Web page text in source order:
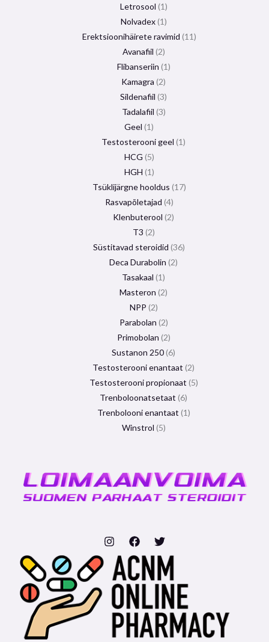
Letrosool 1
Nolvadex 1
Erektsioonihäirete ravimid 11
Avanafiil 2
Flibanseriin 1
Kamagra 2
Sildenafiil 3
Tadalafiil 3
Geel 1
Testosterooni geel 1
HCG 5
HGH 1
Tsüklijärgne hooldus 17
Rasvapõletajad 4
Klenbuterool 2
T3 2
Süstitavad steroidid 36
Deca Durabolin 2
Tasakaal 1
Masteron 2
NPP 2
Parabolan 2
Primobolan 2
Sustanon 250 6
Testosterooni enantaat 2
Testosterooni propionaat 5
Trenboloonatsetaat 6
Trenbolooni enantaat 1
Winstrol 5